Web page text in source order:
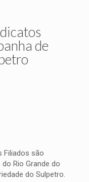
de
Filiados são
Rio Grande do
do Sulpetro.